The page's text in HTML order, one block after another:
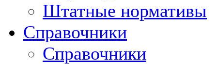
Штатные нормативы
Справочники
Справочники